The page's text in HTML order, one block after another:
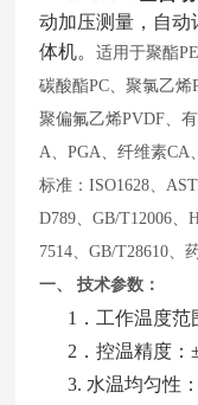
动加压测量，自动
体机。适用于聚酯
碳酸酯PC、聚氯乙烯
聚偏氟乙烯PVDF、
A、PGA、纤维素CA
标准：ISO1628、
D789、GB/T12006、
7514、GB/T28610、
一、
技术参数：
1．工作温度
2．控温精度：
3. 水温均匀性